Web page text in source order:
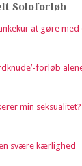
Soloforløb
at gøre
forløb
min
svære kærlighed